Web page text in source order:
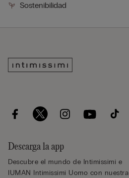
Sostenibilidad
Descarga la app
Descubre el mundo de Intimissimi e
IUMAN Intimissimi Uomo con nuestra